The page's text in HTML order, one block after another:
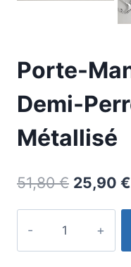
Porte-
Demi-
Métallisé
51,80€ Le
prix
initial
était :
25,90 €
Porte-